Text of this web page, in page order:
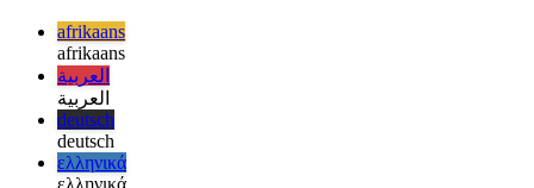
Paga le persone per fare tutte le cose.
Saluti, Tom
afrikaans
afrikaans
العربية
العربية